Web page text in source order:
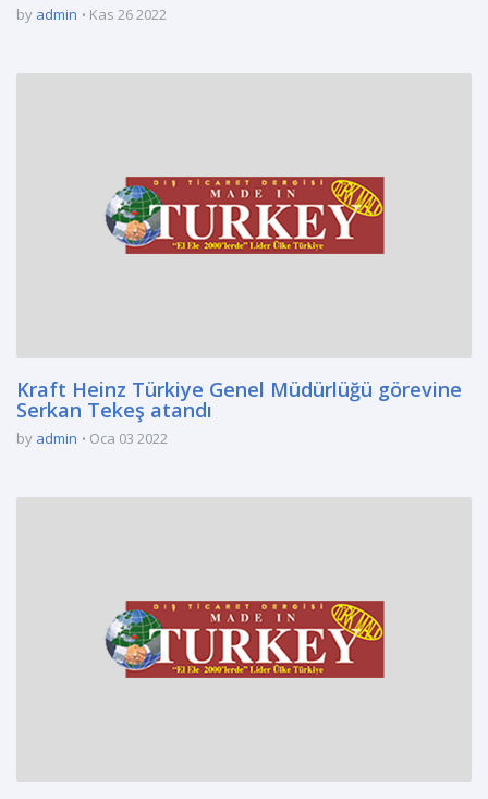
by admin Kas 26 2022
Kraft Heinz Türkiye Genel Müdürlüğü görevine
Serkan Tekeş atandı
by admin Oca 03 2022